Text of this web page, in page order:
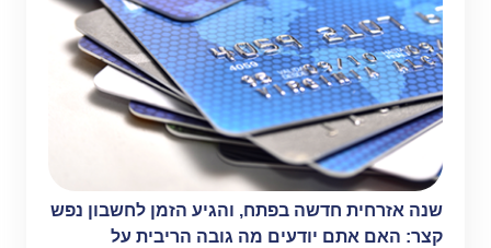
שנה אזרחית חדשה בפתח, והגיע הזמן לחשבון נפש
קצר: האם אתם יודעים מה גובה הריבית על